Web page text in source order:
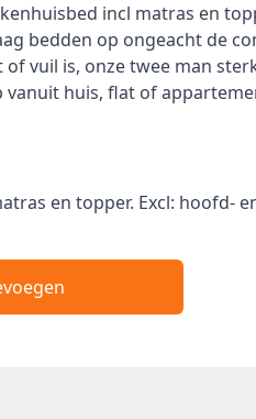
incl matras en
bedden op ongeacht de
vuil is, onze twee man
vanuit huis, flat of
en topper. Excl: hoofd-